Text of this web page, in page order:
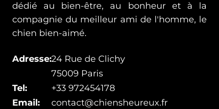
dédié au bien-être, au bonheur et à la
compagnie du meilleur ami de l'homme, le
chien bien-aimé.
Adresse:24 Rue de Clichy
75009 Paris
Tel:
+33 972454178
Email:
contact@chiensheureux.fr